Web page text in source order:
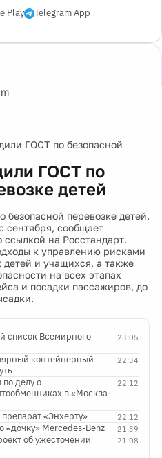
Play Telegram App
ГОСТ по безопасной
ГОСТ по
детей
перевозке детей.
сентября, сообщает
на Росстандарт.
к управлению рисками
детей и учащихся, а также
на всех этапах
и посадки пассажиров, до
23:05
список Всемирного
22:34
контейнерный
22:12
делу о
в «Москва-
22:12
«Энхерту»
21:39
Mercedes-Benz
21:08
об ужесточении